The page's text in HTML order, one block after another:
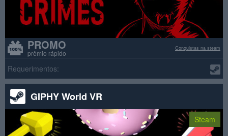
PROMO
prêmio rápido
Conquistas na steam
Requerimentos:
GIPHY World VR
Steam